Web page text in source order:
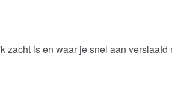
zacht is en waar je snel aan verslaafd